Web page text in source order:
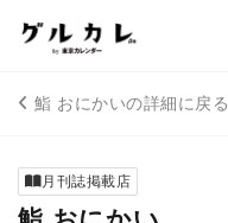
鮨 おにかいの詳細に戻る
月刊誌掲載店